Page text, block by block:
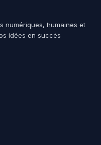
numériques, humaines et
idées en succès